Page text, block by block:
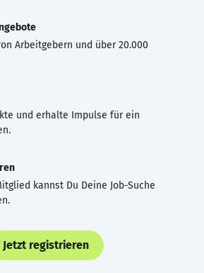
Arbeitgebern und über 20.000
und erhalte Impulse für ein
kannst Du Deine Job-Suche
Jetzt registrieren